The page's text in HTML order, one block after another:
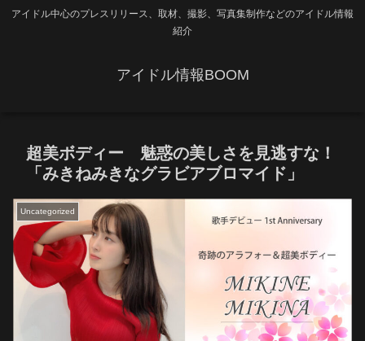
アイドル中心のプレスリリース、取材、撮影、写真集制作などのアイドル情報
紹介
アイドル情報BOOM
超美ボディー 魅惑の美しさを見逃すな！
「みきねみきなグラビアブロマイド」
Uncategorized